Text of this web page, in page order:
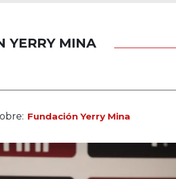
YERRY MINA
Fundación Yerry Mina